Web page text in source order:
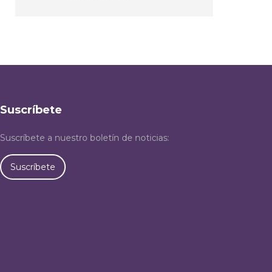
Suscríbete
Suscríbete a nuestro boletín de noticias:
Suscríbete